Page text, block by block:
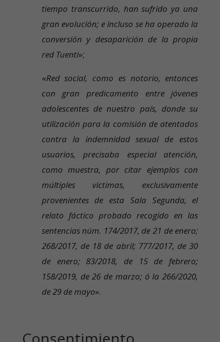
tiempo transcurrido, han sufrido ya una
gran evolución; e incluso se ha operado la
conversión y desaparición de la propia
red Tuenti»;
«Red social, como es notorio, entonces
con gran predicamento entre jóvenes
adolescentes de nuestro país, donde su
utilización para la comisión de atentados
contra la indemnidad sexual de estos
usuarios, precisaba especial atención,
como muestra, por citar ejemplos con
múltiples víctimas, exclusivamente
provenientes de esta Sala Segunda, el
relato fáctico probado recogido en las
sentencias núm. 174/2017, de 21 de enero;
268/2017, de 18 de abril; 777/2017, de 30
de enero; 83/2018, de 15 de febrero;
158/2019, de 26 de marzo; ó la 266/2020,
de 29 de mayo».